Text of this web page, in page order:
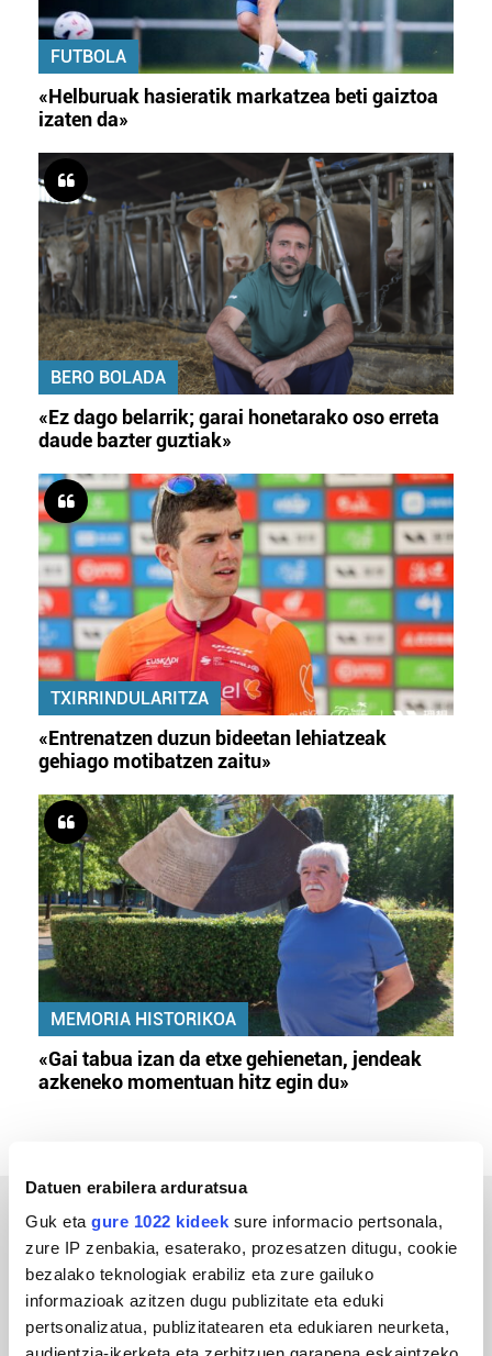
Datuen erabilera arduratsua
Guk eta gure 1022 kideek sure informacio pertsonala,
zure IP zenbakia, esaterako, prozesatzen ditugu, cookie
bezalako teknologiak erabiliz eta zure gailuko
informazioak azitzen dugu publizitate eta eduki
pertsonalizatua, publizitatearen eta edukiaren neurketa,
FUTBOLA
«Helburuak hasieratik markatzea beti gaiztoa
izaten da»
BERO BOLADA
«Ez dago belarrik; garai honetarako oso erreta
daude bazter guztiak»
TXIRRINDULARITZA
«Entrenatzen duzun bideetan lehiatzeak
gehiago motibatzen zaitu»
MEMORIA HISTORIKOA
«Gai tabua izan da etxe gehienetan, jendeak
azkeneko momentuan hitz egin du»
ERREPORTAJEAK